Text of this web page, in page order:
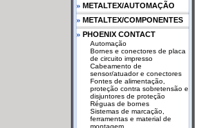
» METALTEX/AUTOMAÇÃO
» METALTEX/COMPONENTES
» PHOENIX CONTACT
Automação
Bornes e conectores de placa
de circuito impresso
Cabeamento de
sensor/atuador e conectores
Fontes de alimentação,
proteção contra sobretensão e
disjuntores de proteção
Réguas de bornes
Sistemas de marcação,
ferramentas e material de
montagem